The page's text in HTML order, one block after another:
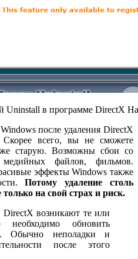
Uninstall в программе DirectX
после удаления DirectX
всего, вы не сможете
старую. Возможны сбои со
медийных файлов, фильмов.
эффекты Windows также
Потому удаление столь
на свой страх и риск.
DirectX возникают те или
обновить
Обычно неполадки и
после этого